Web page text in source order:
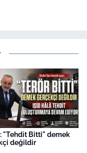
"Tehdit Bitti" demek
değildir